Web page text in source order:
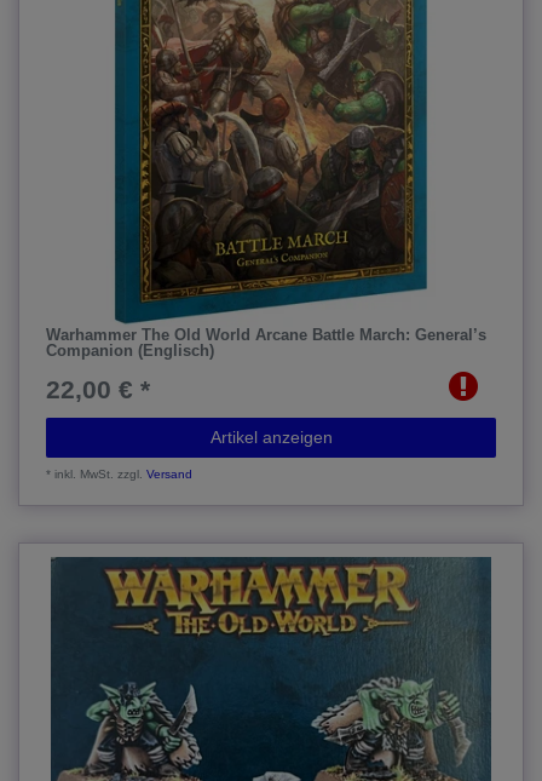
Warhammer The Old World Arcane Battle March: General’s
Companion (Englisch)
22,00 € *
Artikel anzeigen
*inkl. MwSt. zzgl.Versand